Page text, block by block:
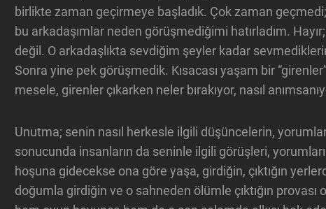
birlikte zaman geçirmeye başladık. Çok zaman
bu arkadaşımlar neden görüşmediğimi hatırladım.
değil. O arkadaşlıkta sevdiğim şeyler kadar
Sonra yine pek görüşmedik. Kısacası yaşam bir
mesele, girenler çıkarken neler bırakıyor, nasıl
Unutma; senin nasıl herkesle ilgili düşüncelerin,
sonucunda insanların da seninle ilgili görüşleri,
hoşuna gidecekse ona göre yaşa, girdiğin, çıktığın
doğumla girdiğin ve o sahneden ölümle çıktığın